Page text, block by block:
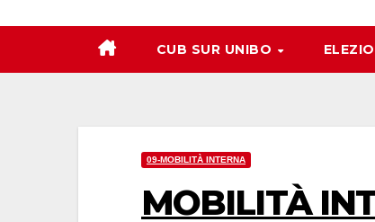
CUB SUR UNIBO
09-MOBILITÀ INTERNA
MOBILITÀ